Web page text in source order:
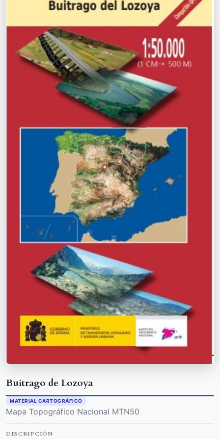
Buitrago de Lozoya
MATERIAL CARTOGRÁFICO
Mapa Topográfico Nacional MTN50
DESCRIPCIÓN